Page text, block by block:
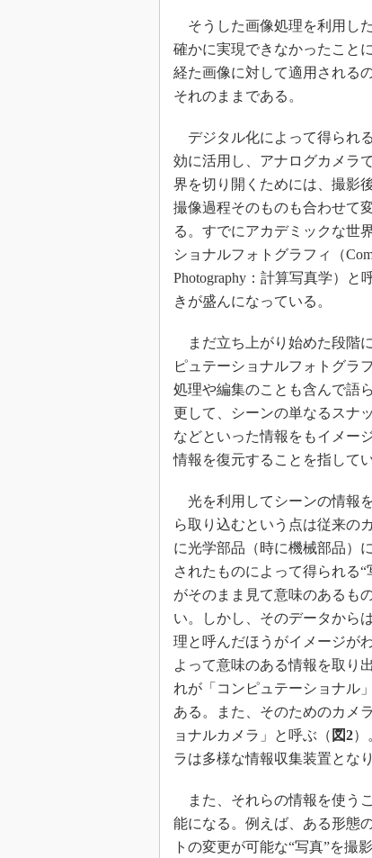
IoT時代の無線規
編】
IoT時代の無線規格
編】
そうした画像処理を利用し
確かに実現できなかったこと
経た画像に対して適用される
それのままである。
デジタル化によって得られ
効に活用し、アナログカメラ
界を切り開くためには、撮影
撮像過程そのものも合わせて
る。すでにアカデミックな世
ショナルフォトグラフィ（
Photography：計算写真学）と
きが盛んになっている。
まだ立ち上がり始めた段階
ピュテーショナルフォトグラ
処理や編集のことも含んで語
更して、シーンの単なるスナ
などといった情報をもイメー
情報を復元することを指してい
光を利用してシーンの情報
ら取り込むという点は従来の
に光学部品（時に機械部品）
されたものによって得られる
がそのまま見て意味のあるも
い。しかし、そのデータから
理と呼んだほうがイメージが
よって意味のある情報を取り
れが「コンピュテーショナル
ある。また、そのためのカメ
ョナルカメラ」と呼ぶ（ 図2）
ラは多様な情報収集装置とな
また、それらの情報を使う
能になる。例えば、ある形態
トの変更が可能な“写真”を撮